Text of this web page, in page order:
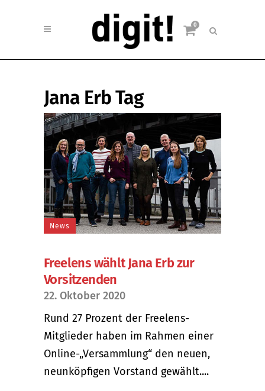
0
Jana Erb Tag
News
Freelens wählt Jana Erb zur
Vorsitzenden
22. Oktober 2020
Rund 27 Prozent der Freelens-
Mitglieder haben im Rahmen einer
Online-„Versammlung“ den neuen,
neunköpfigen Vorstand gewählt....